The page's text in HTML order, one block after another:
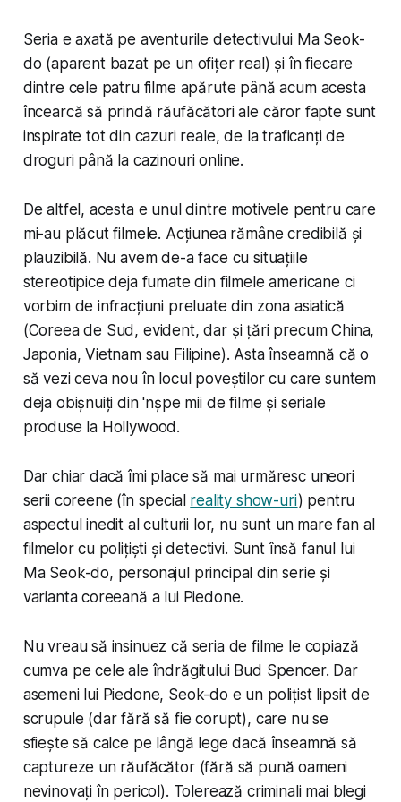
Seria e axată pe aventurile detectivului Ma Seok-
do (aparent bazat pe un ofițer real) și în fiecare
dintre cele patru filme apărute până acum acesta
încearcă să prindă răufăcători ale căror fapte sunt
inspirate tot din cazuri reale, de la traficanți de
droguri până la cazinouri online.
De altfel, acesta e unul dintre motivele pentru care
mi-au plăcut filmele. Acțiunea rămâne credibilă și
plauzibilă. Nu avem de-a face cu situațiile
stereotipice deja fumate din filmele americane ci
vorbim de infracțiuni preluate din zona asiatică
(Coreea de Sud, evident, dar și țări precum China,
Japonia, Vietnam sau Filipine). Asta înseamnă că o
să vezi ceva nou în locul poveștilor cu care suntem
deja obișnuiți din 'nșpe mii de filme și seriale
produse la Hollywood.
Dar chiar dacă îmi place să mai urmăresc uneori
serii coreene (în special reality show-uri) pentru
aspectul inedit al culturii lor, nu sunt un mare fan al
filmelor cu polițiști și detectivi. Sunt însă fanul lui
Ma Seok-do, personajul principal din serie și
varianta coreeană a lui Piedone.
Nu vreau să insinuez că seria de filme le copiază
cumva pe cele ale îndrăgitului Bud Spencer. Dar
asemeni lui Piedone, Seok-do e un polițist lipsit de
scrupule (dar fără să fie corupt), care nu se
sfiește să calce pe lângă lege dacă înseamnă să
captureze un răufăcător (fără să pună oameni
nevinovați în pericol). Tolerează criminali mai blegi